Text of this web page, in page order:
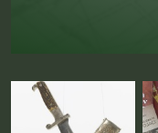
Fotogaléria